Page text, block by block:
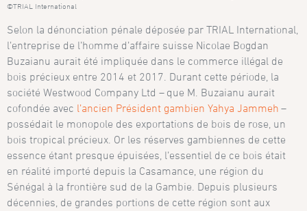
©TRIAL International
Selon la dénonciation pénale déposée par TRIAL International,
l’entreprise de l’homme d’affaire suisse Nicolae Bogdan
Buzaianu aurait été impliquée dans le commerce illégal de
bois précieux entre 2014 et 2017. Durant cette période, la
société Westwood Company Ltd – que M. Buzaianu aurait
cofondée avec l’ancien Président gambien Yahya Jammeh –
possédait le monopole des exportations de bois de rose, un
bois tropical précieux. Or les réserves gambiennes de cette
essence étant presque épuisées, l’essentiel de ce bois était
en réalité importé depuis la Casamance, une région du
Sénégal à la frontière sud de la Gambie. Depuis plusieurs
décennies, de grandes portions de cette région sont aux